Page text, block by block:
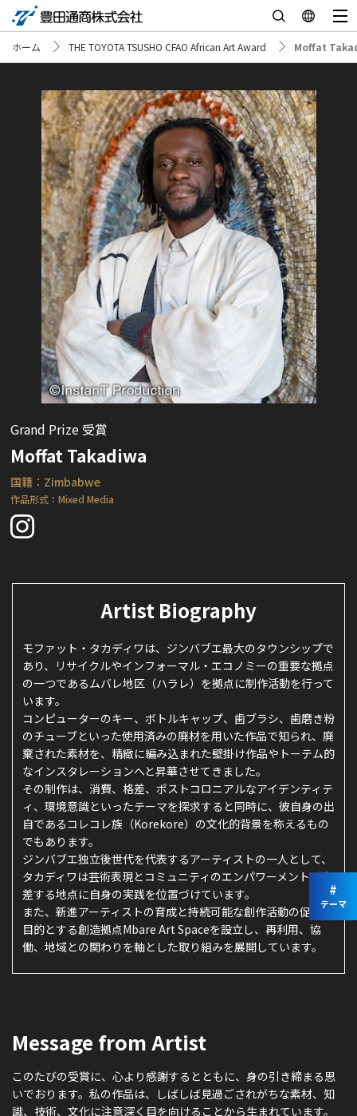
ホーム THE TOYOTA TSUSHO CFAO African Art Award Moffat
Grand Prize 受賞
Moffat Takadiwa
国籍：Zimbabwe
作品形式：Mixed Media
Artist Biography
モファット・タカディワは、ジンバブエ最大のタウンシップで
あり、リサイクルやインフォーマル・エコノミーの重要な拠点
の一つであるムバレ地区（ハラレ）を拠点に制作活動を行って
います。
コンピューターのキー、ボトルキャップ、歯ブラシ、歯磨き粉
のチューブといった使用済みの廃材を用いた作品で知られ、廃
棄された素材を、精緻に編み込まれた壁掛け作品やトーテム的
なインスタレーションへと昇華させてきました。
その制作は、消費、格差、ポストコロニアルなアイデンティテ
ィ、環境意識といったテーマを探求すると同時に、彼自身の出
自であるコレコレ族（Korekore）の文化的背景を称えるもの
でもあります。
ジンバブエ独立後世代を代表するアーティストの一人として、
タカディワは芸術表現とコミュニティのエンパワーメントが交
差する地点に自身の実践を位置づけています。
また、新進アーティストの育成と持続可能な創作活動の促進を
目的とする創造拠点Mbare Art Spaceを設立し、再利用、協
働、地域との関わりを軸とした取り組みを展開しています。
Message from Artist
このたびの受賞に、心より感謝するとともに、身の引き締まる思
いでおります。私の作品は、しばしば見過ごされがちな素材、知
識、技術、文化に注意深く目を向けることから生まれています。
#
テーマ